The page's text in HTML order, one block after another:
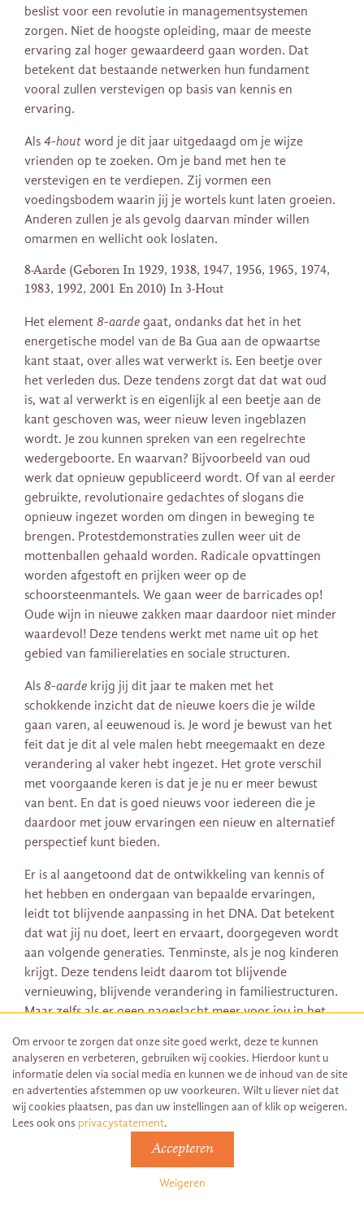
beslist voor een revolutie in managementsystemen
zorgen. Niet de hoogste opleiding, maar de meeste
ervaring zal hoger gewaardeerd gaan worden. Dat
betekent dat bestaande netwerken hun fundament
vooral zullen verstevigen op basis van kennis en
ervaring.
Als 4-hout word je dit jaar uitgedaagd om je wijze
vrienden op te zoeken. Om je band met hen te
verstevigen en te verdiepen. Zij vormen een
voedingsbodem waarin jij je wortels kunt laten groeien.
Anderen zullen je als gevolg daarvan minder willen
omarmen en wellicht ook loslaten.
8-Aarde (Geboren In 1929, 1938, 1947, 1956, 1965, 1974,
1983, 1992, 2001 En 2010) In 3-Hout
Het element 8-aarde gaat, ondanks dat het in het
energetische model van de Ba Gua aan de opwaartse
kant staat, over alles wat verwerkt is. Een beetje over
het verleden dus. Deze tendens zorgt dat dat wat oud
is, wat al verwerkt is en eigenlijk al een beetje aan de
kant geschoven was, weer nieuw leven ingeblazen
wordt. Je zou kunnen spreken van een regelrechte
wedergeboorte. En waarvan? Bijvoorbeeld van oud
werk dat opnieuw gepubliceerd wordt. Of van al eerder
gebruikte, revolutionaire gedachtes of slogans die
opnieuw ingezet worden om dingen in beweging te
brengen. Protestdemonstraties zullen weer uit de
mottenballen gehaald worden. Radicale opvattingen
worden afgestoft en prijken weer op de
schoorsteenmantels. We gaan weer de barricades op!
Oude wijn in nieuwe zakken maar daardoor niet minder
waardevol! Deze tendens werkt met name uit op het
gebied van familierelaties en sociale structuren.
Als 8-aarde krijg jij dit jaar te maken met het
schokkende inzicht dat de nieuwe koers die je wilde
gaan varen, al eeuwenoud is. Je word je bewust van het
feit dat je dit al vele malen hebt meegemaakt en deze
verandering al vaker hebt ingezet. Het grote verschil
met voorgaande keren is dat je je nu er meer bewust
van bent. En dat is goed nieuws voor iedereen die je
daardoor met jouw ervaringen een nieuw en alternatief
perspectief kunt bieden.
Er is al aangetoond dat de ontwikkeling van kennis of
het hebben en ondergaan van bepaalde ervaringen,
leidt tot blijvende aanpassing in het DNA. Dat betekent
dat wat jij nu doet, leert en ervaart, doorgegeven wordt
aan volgende generaties. Tenminste, als je nog kinderen
krijgt. Deze tendens leidt daarom tot blijvende
vernieuwing, blijvende verandering in familiestructuren.
Maar zelfs als er geen nageslacht meer voor jou in het
de ontwikkeling van het wereld DNA.
Reden genoeg om van de bank af te komen, de tv naar
de kringloop te brengen en weer een studieboek ter
hand te nemen. Hard werken, hard studeren werpt dit
jaar zijn vruchten af! Niet alleen in de vorm van
persoonlijke groei, maar ook in de vorm van de groei
van je bedrijf of carrière. Het zal je in ieder geval geen
Om ervoor te zorgen dat onze site goed werkt, deze te kunnen
analyseren en verbeteren, gebruiken wij cookies. Hierdoor kunt u
informatie delen via social media en kunnen we de inhoud van de site
en advertenties afstemmen op uw voorkeuren. Wilt u liever niet dat
wij cookies plaatsen, pas dan uw instellingen aan of klik op weigeren.
Lees ook ons privacystatement.
Accepteren
Weigeren